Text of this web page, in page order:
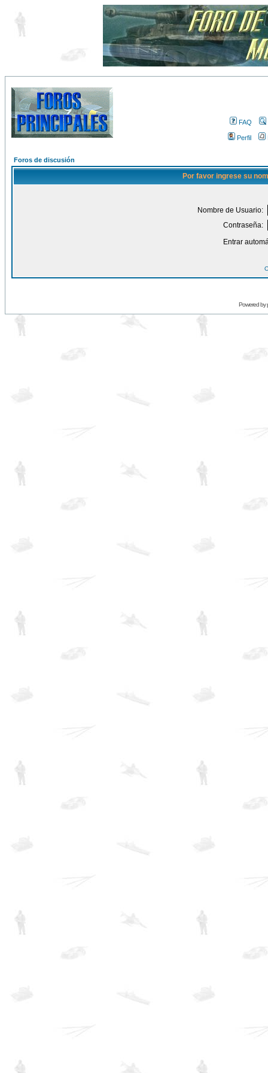
FAQ
Perfil
Foros de discusión
Por favor ingrese su
Nombre de Usuario:
Contraseña:
Entrar
Powered by